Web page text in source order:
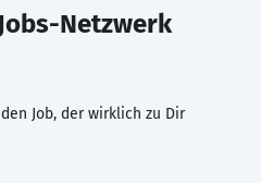
Netzwerk
Job, der wirklich zu Dir